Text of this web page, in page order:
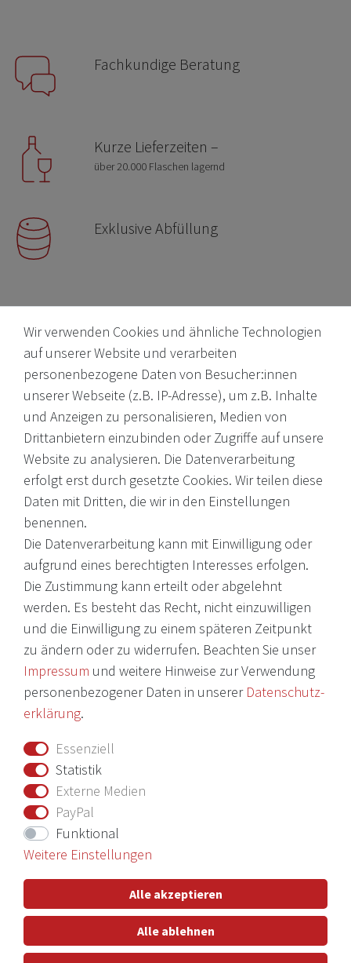
Fachkundige Beratung
Kurze Lieferzeiten –
über 20.000 Flaschen lagernd
Exklusive Abfüllung
Internationale Weine, Brände, Feinkost & mehr. Entdecken Sie
unser Sortiment online oder in unserem Ladengeschäft. Wenn
Sie Fragen haben, wenden Sie sich an uns.
EMail: shop@victoria-weine.com
Telefon: +49 (0)7931 56 34 11
© 2026 Copyright Victoria Weine
Impressum
Daten­schutz­erklärung
AGB
Barrierefreiheitserklärung
Widerrufs­recht
Vertrag widerrufen
Nichts verpassen mit unserem Newsletter
Hiermit bestätige ich, dass ich dieDaten­schutz­erklärunggelesen
habe. Meine Einwilligung kann ich jederzeit widerrufen.**
Abonnieren
Wir verwenden Cookies und ähnliche Technologien
auf unserer Website und verarbeiten
personenbezogene Daten von Besucher:innen
unserer Webseite (z.B. IP-Adresse), um z.B. Inhalte
und Anzeigen zu personalisieren, Medien von
Drittanbietern einzubinden oder Zugriffe auf unsere
Website zu analysieren. Die Datenverarbeitung
erfolgt erst durch gesetzte Cookies. Wir teilen diese
Daten mit Dritten, die wir in den Einstellungen
benennen.
Die Datenverarbeitung kann mit Einwilligung oder
aufgrund eines berechtigten Interesses erfolgen.
Die Zustimmung kann erteilt oder abgelehnt
werden. Es besteht das Recht, nicht einzuwilligen
und die Einwilligung zu einem späteren Zeitpunkt
zu ändern oder zu widerrufen. Beachten Sie unser
Impressum und weitere Hinweise zur Verwendung
personenbezogener Daten in unserer Daten­schutz­
erklärung.
Essenziell
Statistik
Externe Medien
PayPal
Funktional
Weitere Einstellungen
Alle akzeptieren
Alle ablehnen